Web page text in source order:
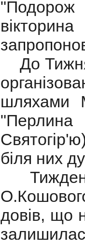
До Тижня
шляхами
біля них
Тиждень
довів, що